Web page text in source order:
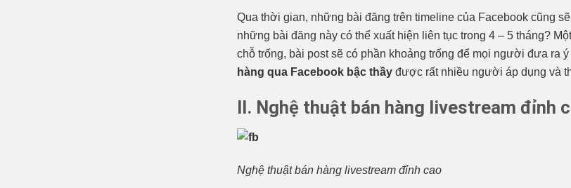
Qua thời gian, những bài đăng trên timeline của Facebook cũng
những bài đăng này có thể xuất hiện liên tục trong 4 – 5 tháng?
chỗ trống, bài post sẽ có phần khoảng trống để mọi người đưa ra
hàng qua Facebook bậc thầy được rất nhiều người áp dụng và
II. Nghệ thuật bán hàng livestream đỉnh
Nghệ thuật bán hàng livestream đỉnh cao